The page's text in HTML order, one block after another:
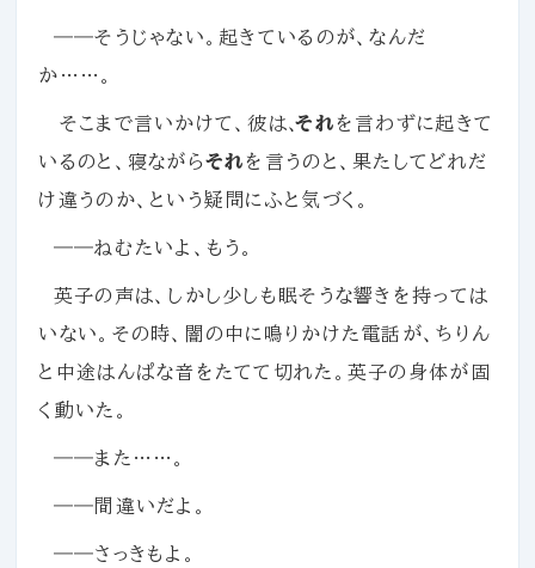
――そうじゃない。起きているのが、なんだ
か……。
そこまで言いかけて、彼は、それを言わずに起きて
いるのと、寝ながらそれを言うのと、果たしてどれだ
け違うのか、という疑問にふと気づく。
――ねむたいよ、もう。
英子の声は、しかし少しも眠そうな響きを持っては
いない。その時、闇の中に鳴りかけた電話が、ちりん
と中途はんぱな音をたてて切れた。英子の身体が固
く動いた。
――また……。
――間違いだよ。
――さっきもよ。